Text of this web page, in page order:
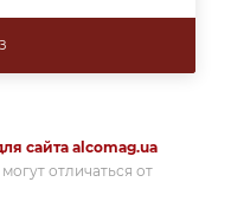
сайта alcomag.ua
отличаться от